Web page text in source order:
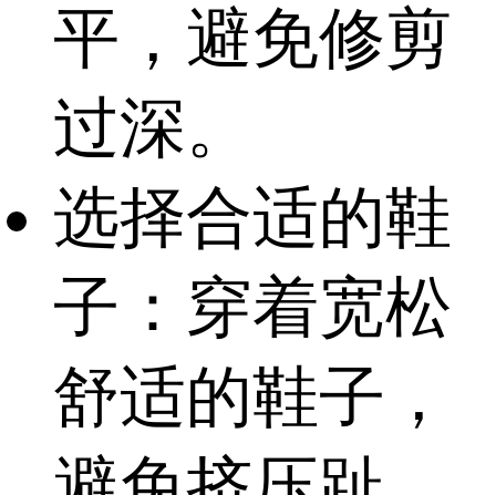
平，避免修剪
过深。
选择合适的鞋
子：穿着宽松
舒适的鞋子，